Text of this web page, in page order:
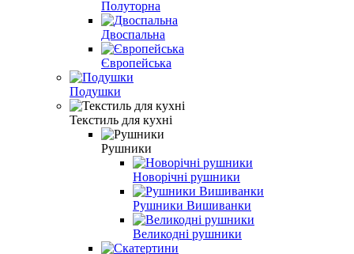
Полуторна
Двоспальна
Європейська
Подушки
Текстиль для кухні
Рушники
Новорічні рушники
Рушники Вишиванки
Великодні рушники